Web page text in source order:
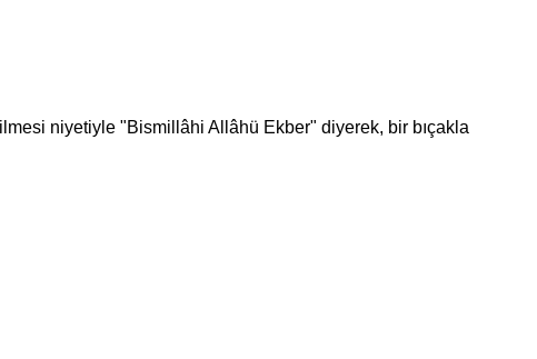
niyetiyle "Bismillâhi Allâhü Ekber" diyerek, bir bıçakla